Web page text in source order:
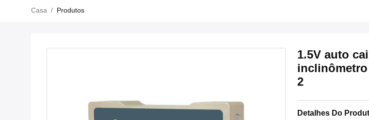
Casa / Produtos
1.5V auto
2
Detalhes Do